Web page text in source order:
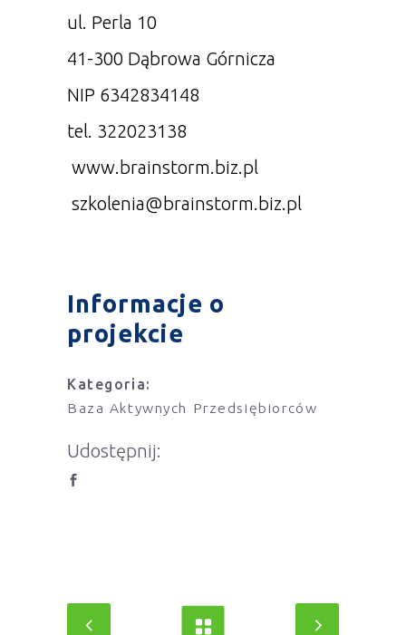
ul. Perla 10
41-300 Dąbrowa Górnicza
NIP 6342834148
tel. 322023138
www.brainstorm.biz.pl
szkolenia@brainstorm.biz.pl
Informacje o
projekcie
Kategoria:
Baza Aktywnych Przedsiębiorców
Udostępnij: